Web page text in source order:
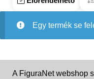
Egy termék se
A FiguraNet webshop